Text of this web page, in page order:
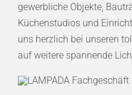
gewerbliche Objekte,
Küchenstudios und
uns herzlich bei unseren
auf weitere spannende